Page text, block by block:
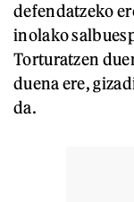
defendatzeko
inolako
Torturatzen
duena ere,
da.